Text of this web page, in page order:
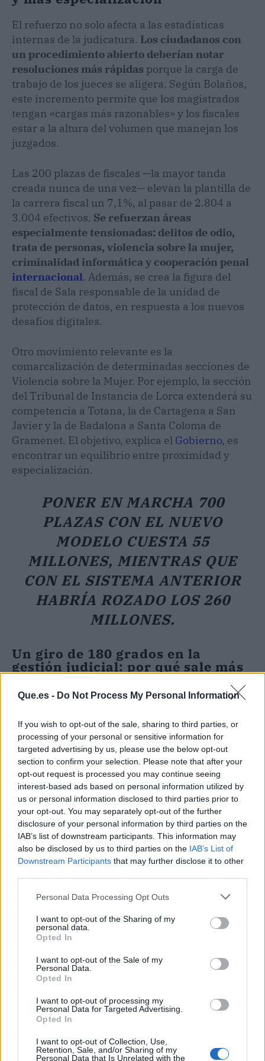
Que.es - Do Not Process My Personal Information
If you wish to opt-out of the sale, sharing to third parties, or
processing of your personal or sensitive information for
targeted advertising by us, please use the below opt-out
section to confirm your selection. Please note that after your
opt-out request is processed you may continue seeing
interest-based ads based on personal information utilized by
us or personal information disclosed to third parties prior to
your opt-out. You may separately opt-out of the further
disclosure of your personal information by third parties on the
IAB’s list of downstream participants. This information may
also be disclosed by us to third parties on the IAB’s List of
Downstream Participants that may further disclose it to other
Personal Data Processing Opt Outs
I want to opt-out of the Sharing of my
personal data.
Opted In
I want to opt-out of the Sale of my
Personal Data.
Opted In
I want to opt-out of processing my
Personal Data for Targeted Advertising.
Opted In
I want to opt-out of Collection, Use,
Retention, Sale, and/or Sharing of my
Personal Data that Is Unrelated with the
El refuerzo no solo afecta a las estadísticas
internas de la judicatura. Los ciudadanos con
un procedimiento abierto deberían notar
resoluciones más rápidas porque la carga de
trabajo de los jueces se aligera. Según Bolaños,
este incremento permite que los magistrados
tengan «cargas más razonables» y los fiscales
estar a la altura del volumen que manejan los
juzgados.
Las 200 plazas de fiscales —la mayor tanda
creada nunca de una vez— elevan la plantilla de
la carrera fiscal un 7,1%, al pasar de 2.804 a
3.004 efectivos. Se refuerzan áreas
especialmente tensionadas: delitos de odio,
trata de personas, violencia sobre la mujer,
criminalidad informática y cooperación penal
internacional. Además, se crea la figura del
fiscal de Sala responsable de la unidad de
protección de datos, en respuesta a los nuevos
desafíos digitales.
Otro movimiento relevante es la
comarcalización de determinadas secciones de
Violencia sobre la Mujer. Por ejemplo, la sección
del Tribunal de Instancia de Lorca extenderá su
competencia a Totana, la de Cartagena a San
Javier y la de Badalona a Santa Coloma de
Gramenet. El objetivo, explica el Gobierno, es
encontrar un equilibrio entre proximidad y
especialización.
PONER EN MARCHA 700
PLAZAS CON EL NUEVO
MODELO CUESTA 55
MILLONES, MIENTRAS QUE
CON EL SISTEMA ANTERIOR
HABRÍA ROZADO LOS 260
MILLONES.
Un giro de 180 grados en la
gestión judicial: por qué sale más
barato y funciona mejor
avanzaban a cuentagotas: nunca se habían
creado más de 100 plazas de fiscales en un
ejercicio.La llegada de la Ley de Eficiencia
cambió las reglas. Los tribunales de instancia
agrupan materias y permiten mover
magistrados según la carga de trabajo, evitando
el sobrecoste de abrir un juzgado completo para
cada necesidad puntual. El Gobierno ya ha
anunciado que mantendrá este ritmo de
refuerzo en los próximos años.
organizativas, como la que se llevó a cabo con
las oficinas judiciales a principios de la década
pasada. Entonces se prometió agilidad y,
aunque hubo resistencias, los datos apuntan a
que la especialización redujo los tiempos
medios de respuesta. Ahora, el calendario
apremia:
el BOEen los próximos días, y la previsión es
que el 31 de diciembre de 2026 los primeros
destinos. Habrá que seguir los diarios oficiales